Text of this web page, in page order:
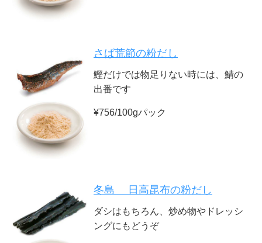
さば荒節の粉だし
鰹だけでは物足りない時には、鯖の
出番です
¥756/100gパック
冬島 日高昆布の粉だし
ダシはもちろん、炒め物やドレッシ
ングにもどうぞ